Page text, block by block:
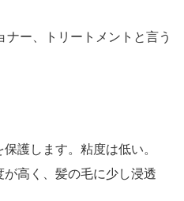
ー、トリートメントと言う
護します。粘度は低い。
高く、髪の毛に少し浸透